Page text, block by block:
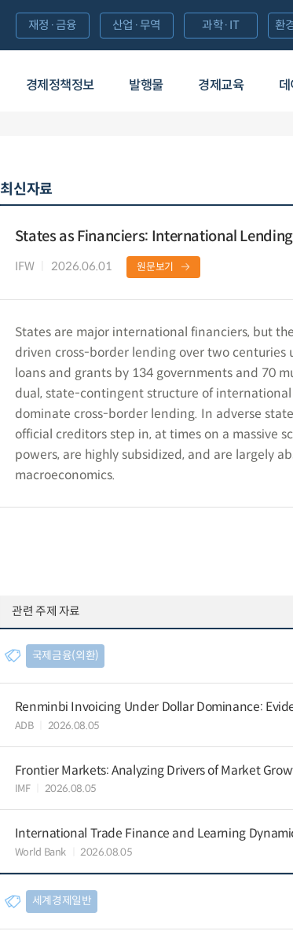
경제정책정보 발행물 경제교육
재정·금융 산업·무역 과학·IT 환
최신자료
States as Financiers: International
IFW 2026.06.01 원문보기
States are major international financiers, but
driven cross-border lending over two centuries
loans and grants by 134 governments and 70
dual, state-contingent structure of
dominate cross-border lending. In adverse
official creditors step in, at times on a massive
powers, are highly subsidized, and are largely
macroeconomics.
관련 주제 자료
국제금융(외환)
Renminbi Invoicing Under Dollar Dominance:
ADB 2026.08.05
Frontier Markets: Analyzing Drivers of Market
IMF 2026.08.05
International Trade Finance and Learning
World Bank 2026.08.05
세계경제일반